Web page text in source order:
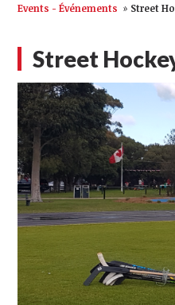
Events - Événements » Street
Street